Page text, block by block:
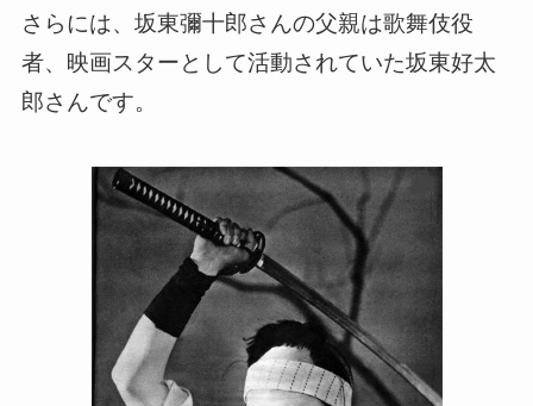
さらには、坂東彌十郎さんの父親は歌舞伎役
者、映画スターとして活動されていた坂東好太
郎さんです。